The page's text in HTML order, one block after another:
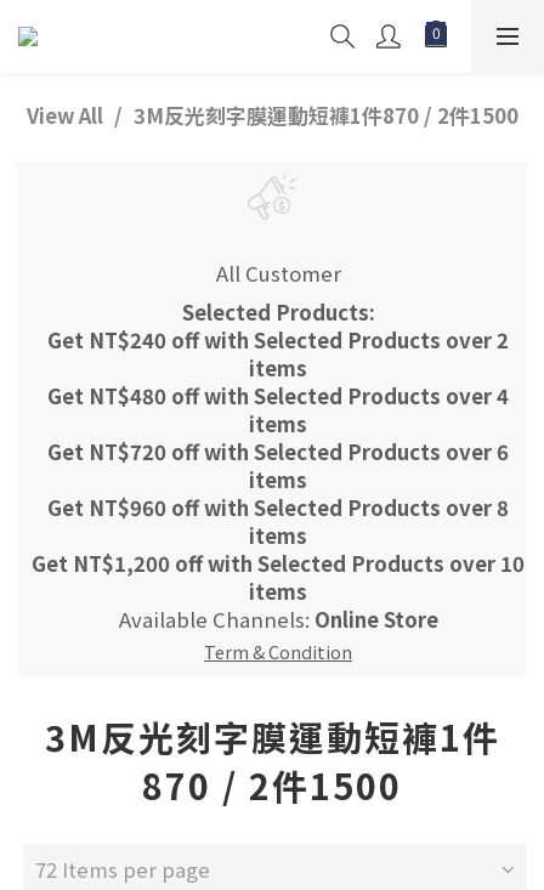
View All 3M反光刻字膜運動短褲1件870 / 2件1500
All Customer
Selected Products:
Get NT$240 off with Selected Products over 2
items
Get NT$480 off with Selected Products over 4
items
Get NT$720 off with Selected Products over 6
items
Get NT$960 off with Selected Products over 8
items
Get NT$1,200 off with Selected Products over 10
items
Available Channels: Online Store
Term & Condition
3M反光刻字膜運動短褲1件
870 / 2件1500
72 Items per page